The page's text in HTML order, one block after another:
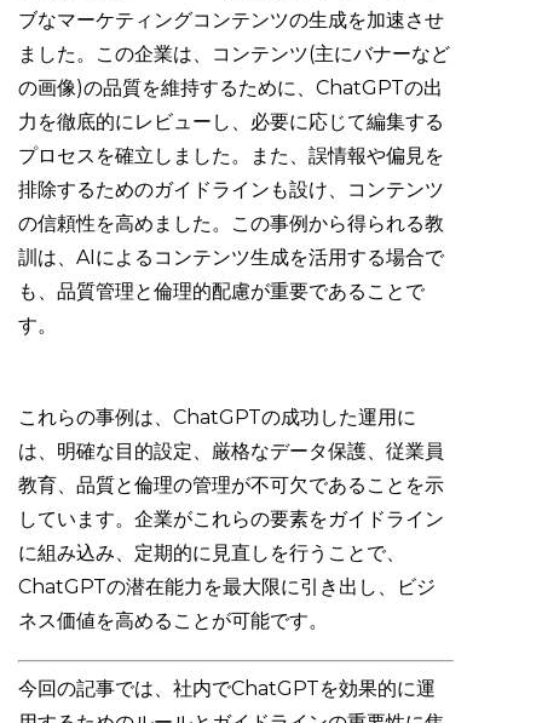
ブなマーケティングコンテンツの生成を加速させ
ました。この企業は、コンテンツ(主にバナーなど
の画像)の品質を維持するために、ChatGPTの出
力を徹底的にレビューし、必要に応じて編集する
プロセスを確立しました。また、誤情報や偏見を
排除するためのガイドラインも設け、コンテンツ
の信頼性を高めました。この事例から得られる教
訓は、AIによるコンテンツ生成を活用する場合で
も、品質管理と倫理的配慮が重要であることで
す。
これらの事例は、ChatGPTの成功した運用に
は、明確な目的設定、厳格なデータ保護、従業員
教育、品質と倫理の管理が不可欠であることを示
しています。企業がこれらの要素をガイドライン
に組み込み、定期的に見直しを行うことで、
ChatGPTの潜在能力を最大限に引き出し、ビジ
ネス価値を高めることが可能です。
今回の記事では、社内でChatGPTを効果的に運